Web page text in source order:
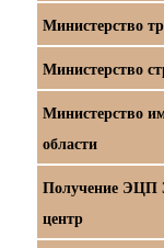
Министерство
Министерство
Министерство
области
Получение ЭЦП
центр